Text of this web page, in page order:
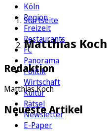
Köln
Region
Freizeit
Restaurants
FC
Panorama
Politik
Wirtschaft
Kultur
Rätsel
Newsletter
E-Paper
Startseite
Matthias Koch
Redaktion
Matthias Koch
Neueste Artikel